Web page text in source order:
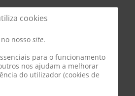
cookies
nosso site.
para o funcionamento
nos ajudam a melhorar
do utilizador (cookies de